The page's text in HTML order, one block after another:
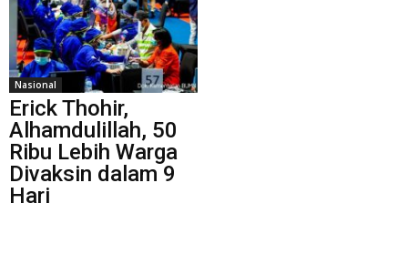
Nasional
Erick Thohir,
Alhamdulillah, 50
Ribu Lebih Warga
Divaksin dalam 9
Hari